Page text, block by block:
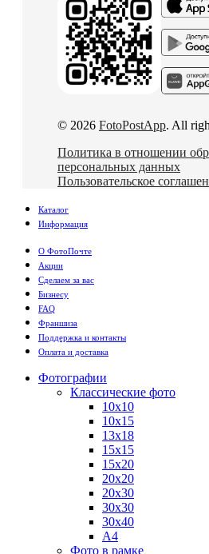
© 2026 FotoPostApp. All
Политика в отношении
персональных данных
Пользовательское
Каталог
Информация
О ФотоПочте
Акции
Сделаем за вас
Бизнесу
FAQ
Франшиза
Поддержка и контакты
Оплата и доставка
Фотографии
Классические фото
10х10
10х15
13х18
15х15
15х20
20х20
20х30
30х30
30х40
А4
Фото в рамке